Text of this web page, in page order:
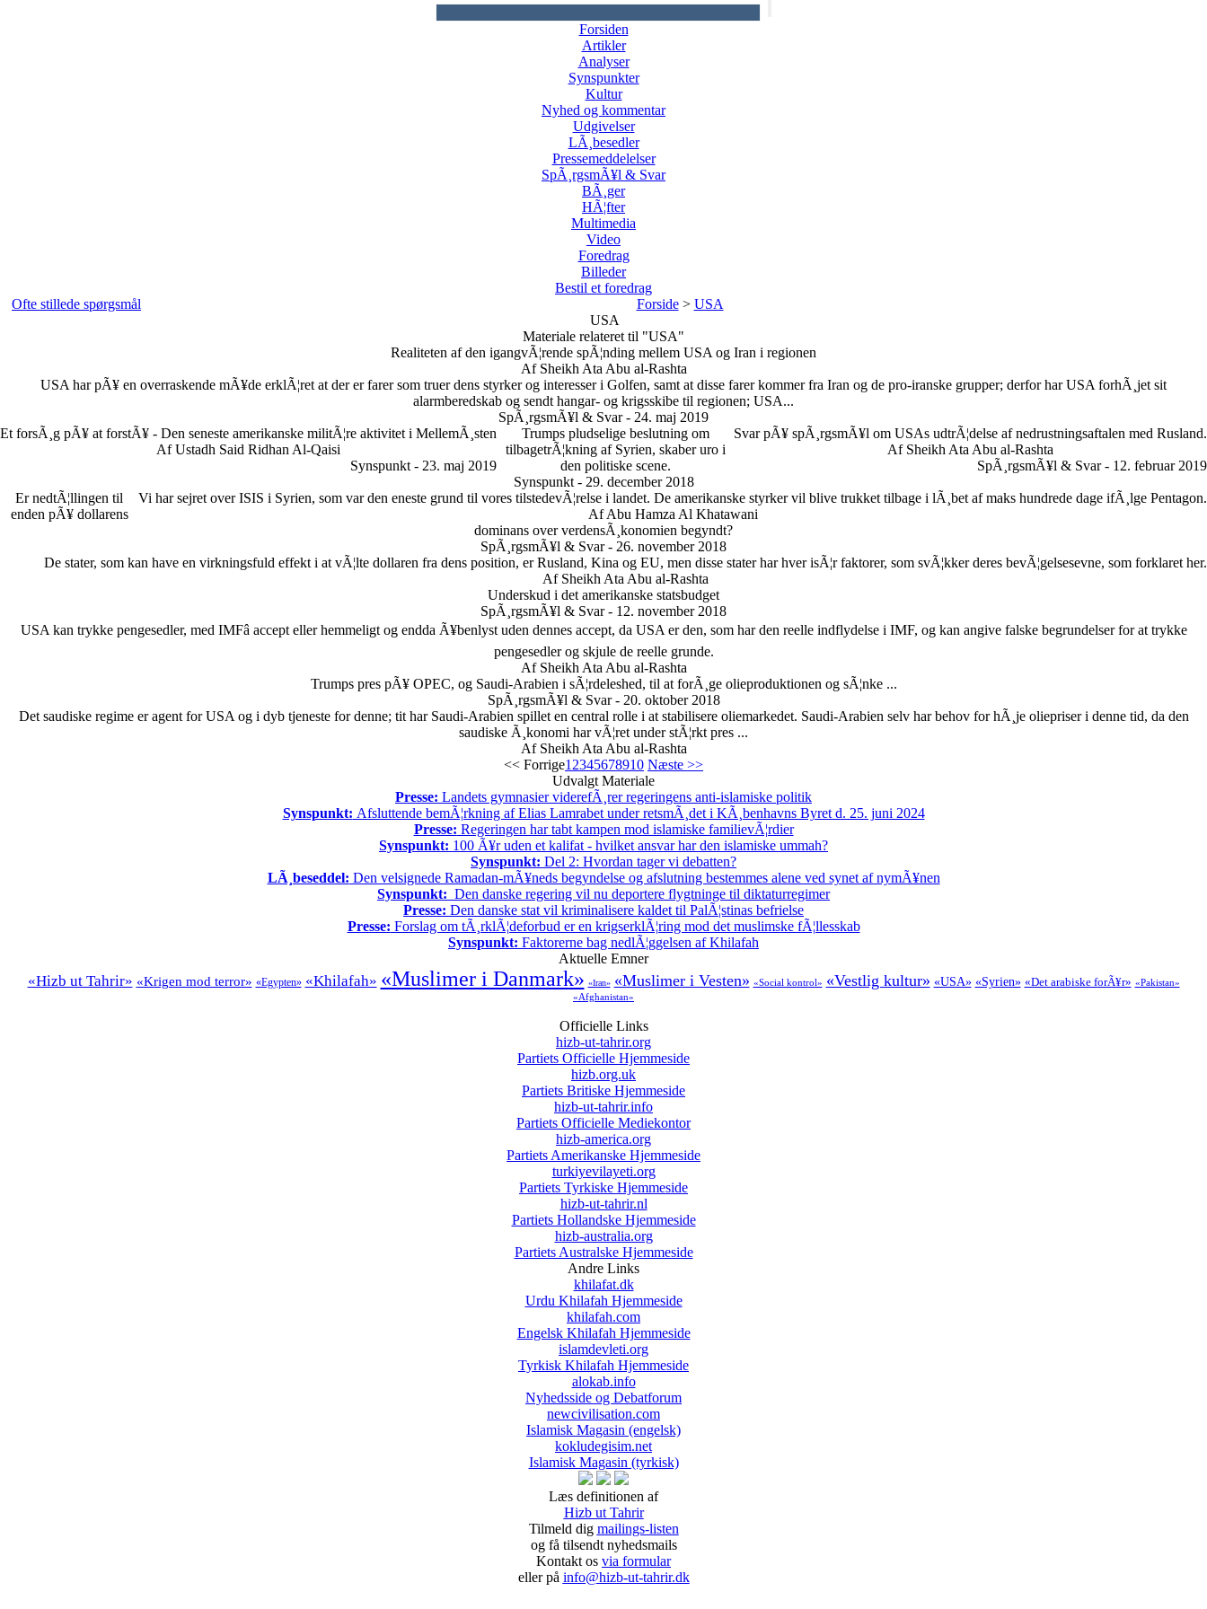
Forsiden
Artikler
Analyser
Synspunkter
Kultur
Nyhed og kommentar
Udgivelser
LÃ¸besedler
Pressemeddelelser
SpÃ¸rgsmÃ¥l & Svar
BÃ¸ger
HÃ¦fter
Multimedia
Video
Foredrag
Billeder
Bestil et foredrag
Ofte stillede spørgsmål
Forside> USA
USA
Materiale relateret til "USA"
Realiteten af den igangvÃ¦rende spÃ¦nding mellem USA og Iran i regionen
Af Sheikh Ata Abu al-Rashta
USA har pÃ¥ en overraskende mÃ¥de erklÃ¦ret at der er farer som truer dens styrker og interesser i Golfen, samt at disse farer kommer fra Iran og de pro-iranske grupper; derfor har USA forhÃ¸jet sit
alarmberedskab og sendt hangar- og krigsskibe til regionen; USA...
SpÃ¸rgsmÃ¥l & Svar - 24. maj 2019
Et forsÃ¸g pÃ¥ at forstÃ¥ - Den seneste amerikanske militÃ¦re aktivitet i MellemÃ¸sten
Af Ustadh Said Ridhan Al-Qaisi
Synspunkt - 23. maj 2019
Svar pÃ¥ spÃ¸rgsmÃ¥l om USAs udtrÃ¦delse af nedrustningsaftalen med Rusland.
Af Sheikh Ata Abu al-Rashta
SpÃ¸rgsmÃ¥l & Svar - 12. februar 2019
Trumps pludselige beslutning om
tilbagetrÃ¦kning af Syrien, skaber uro i
den politiske scene.
Synspunkt - 29. december 2018
Vi har sejret over ISIS i Syrien, som var den eneste grund til vores tilstedevÃ¦relse i landet. De amerikanske styrker vil blive trukket tilbage i lÃ¸bet af maks hundrede dage ifÃ¸lge Pentagon.
Af Abu Hamza Al Khatawani
Er nedtÃ¦llingen til
enden pÃ¥ dollarens
dominans over verdensÃ¸konomien begyndt?
SpÃ¸rgsmÃ¥l & Svar - 26. november 2018
De stater, som kan have en virkningsfuld effekt i at vÃ¦lte dollaren fra dens position, er Rusland, Kina og EU, men disse stater har hver isÃ¦r faktorer, som svÃ¦kker deres bevÃ¦gelsesevne, som forklaret her.
Af Sheikh Ata Abu al-Rashta
Underskud i det amerikanske statsbudget
SpÃ¸rgsmÃ¥l & Svar - 12. november 2018
USA kan trykke pengesedler, med IMFâ accept eller hemmeligt og endda Ã¥benlyst uden dennes accept, da USA er den, som har den reelle indflydelse i IMF, og kan angive falske begrundelser for at trykke
pengesedler og skjule de reelle grunde.
Af Sheikh Ata Abu al-Rashta
Trumps pres pÃ¥ OPEC, og Saudi-Arabien i sÃ¦rdeleshed, til at forÃ¸ge olieproduktionen og sÃ¦nke ...
SpÃ¸rgsmÃ¥l & Svar - 20. oktober 2018
Det saudiske regime er agent for USA og i dyb tjeneste for denne; tit har Saudi-Arabien spillet en central rolle i at stabilisere oliemarkedet. Saudi-Arabien selv har behov for hÃ¸je oliepriser i denne tid, da den
saudiske Ã¸konomi har vÃ¦ret under stÃ¦rkt pres ...
Af Sheikh Ata Abu al-Rashta
<< Forrige1 2345678910 Næste >>
Udvalgt Materiale
Presse: Landets gymnasier viderefÃ¸rer regeringens anti-islamiske politik
Synspunkt: Afsluttende bemÃ¦rkning af Elias Lamrabet under retsmÃ¸det i KÃ¸benhavns Byret d. 25. juni 2024
Presse: Regeringen har tabt kampen mod islamiske familievÃ¦rdier
Synspunkt: 100 Ã¥r uden et kalifat - hvilket ansvar har den islamiske ummah?
Synspunkt: Del 2: Hvordan tager vi debatten?
LÃ¸beseddel: Den velsignede Ramadan-mÃ¥neds begyndelse og afslutning bestemmes alene ved synet af nymÃ¥nen
Synspunkt: Den danske regering vil nu deportere flygtninge til diktaturregimer
Presse: Den danske stat vil kriminalisere kaldet til PalÃ¦stinas befrielse
Presse: Forslag om tÃ¸rklÃ¦deforbud er en krigserklÃ¦ring mod det muslimske fÃ¦llesskab
Synspunkt: Faktorerne bag nedlÃ¦ggelsen af Khilafah
Aktuelle Emner
«Hizb ut Tahrir» «Krigen mod terror» «Egypten» «Khilafah» «Muslimer i Danmark» «Iran» «Muslimer i Vesten» «Social kontrol» «Vestlig kultur» «USA» «Syrien» «Det arabiske forÃ¥r» «Pakistan»
«Afghanistan»
Officielle Links
hizb-ut-tahrir.org
Partiets Officielle Hjemmeside
hizb.org.uk
Partiets Britiske Hjemmeside
hizb-ut-tahrir.info
Partiets Officielle Mediekontor
hizb-america.org
Partiets Amerikanske Hjemmeside
turkiyevilayeti.org
Partiets Tyrkiske Hjemmeside
hizb-ut-tahrir.nl
Partiets Hollandske Hjemmeside
hizb-australia.org
Partiets Australske Hjemmeside
Andre Links
khilafat.dk
Urdu Khilafah Hjemmeside
khilafah.com
Engelsk Khilafah Hjemmeside
islamdevleti.org
Tyrkisk Khilafah Hjemmeside
alokab.info
Nyhedsside og Debatforum
newcivilisation.com
Islamisk Magasin (engelsk)
kokludegisim.net
Islamisk Magasin (tyrkisk)
Læs definitionen af
Hizb ut Tahrir
Tilmeld dig mailings-listen
og få tilsendt nyhedsmails
Kontakt os via formular
eller på info@hizb-ut-tahrir.dk